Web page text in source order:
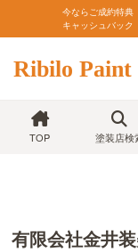
今ならご成約特典
キャッシュバック
Ribilo Paint
TOP 塗装店検
有限会社金井